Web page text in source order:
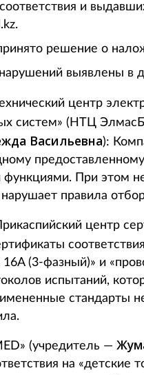
и
решение о
выявлены в
центр
систем» (НТЦ
Васильевна):
функциями. При этом
правила
центр
16A (3-фазный)» и
испытаний,
стандарты
(учредитель —
на «детские